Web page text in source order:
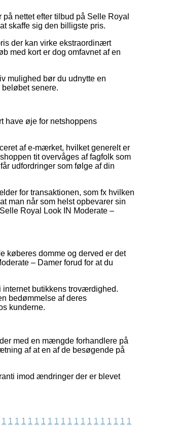
nettet efter tilbud på Selle Royal
skaffe sig den billigste pris.
der kan virke ekstraordinært
med kort er dog omfavnet af en
mulighed bør du udnytte en
senere.
have øje for netshoppens
af e-mærket, hvilket generelt er
tit overvåges af fagfolk som
udfordringer som følge af din
for transaktionen, som fx hvilken
man når som helst opbevarer sin
Royal Look IN Moderate –
køberes domme og derved er det
– Damer forud for at du
internet butikkens troværdighed.
bedømmelse af deres
kunderne.
med en mængde forhandlere på
af at en af de besøgende på
imod ændringer der er blevet
1 1 1 1 1 1 1 1 1 1 1 1 1 1 1 1 1 1 1 1